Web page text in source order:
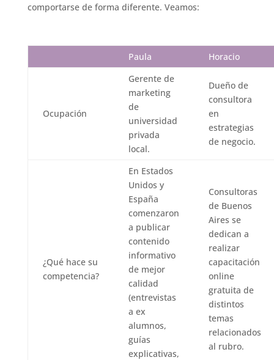
comportarse de forma diferente. Veamos:
Paula Horacio
Ocupación
Gerente de
marketing
de
universidad
privada
local.
Dueño de
consultora
en
estrategias
de negocio.
¿Qué hace su
competencia?
En Estados
Unidos y
España
comenzaron
a publicar
contenido
informativo
de mejor
calidad
(entrevistas
a ex
alumnos,
guías
explicativas,
Consultoras
de Buenos
Aires se
dedican a
realizar
capacitación
online
gratuita de
distintos
temas
relacionados
al rubro.